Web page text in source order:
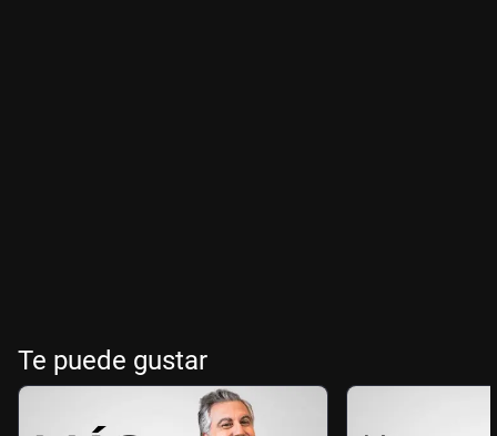
Te puede gustar